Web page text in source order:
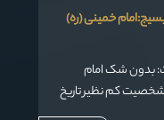
خمینی (ره)
بدون شک امام
کم نظیر تاریخ